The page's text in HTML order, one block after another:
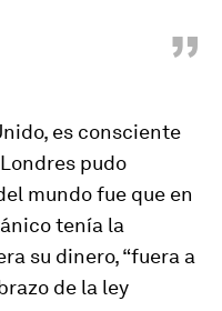
”
es consciente
pudo
mundo fue que en
tenía la
su dinero, “fuera a
de la ley